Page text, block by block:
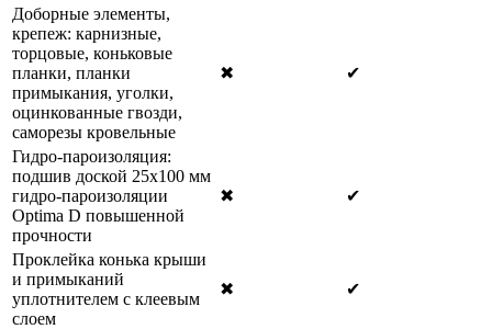
Доборные элементы,
крепеж: карнизные,
торцовые, коньковые
планки, планки
примыкания, уголки,
оцинкованные гвозди,
саморезы кровельные
✖ ✔
Гидро-пароизоляция:
подшив доской 25х100 мм
гидро-пароизоляции
Optima D повышенной
прочности
✖ ✔
Проклейка конька крыши
и примыканий
уплотнителем с клеевым
слоем
✖ ✔